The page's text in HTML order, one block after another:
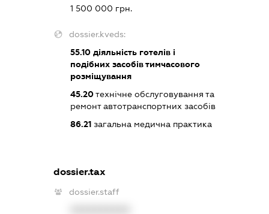
1 500 000 грн.
dossier.kveds:
55.10діяльність готелів і
подібних засобів тимчасового
розміщування
45.20технічне обслуговування та
ремонт автотранспортних засобів
86.21загальна медична практика
dossier.tax
dossier.staff